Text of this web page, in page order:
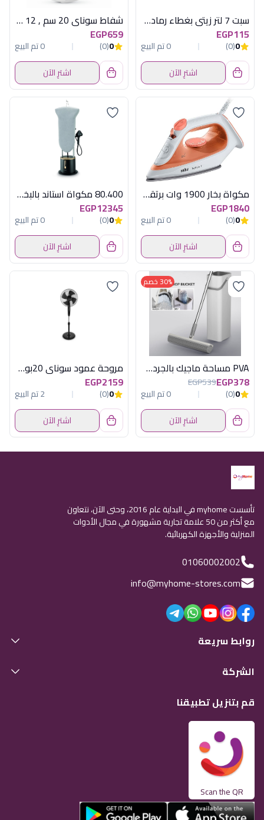
سبت 7 لتر زيتى بغطاء رمادى هيريفين
EGP115
0
(0)
0 تم البيع
اشترِ الآن
شفاط سوناي 20 سم , 12 وات MAR-80GL
EGP659
0
(0)
0 تم البيع
اشترِ الآن
مكواة بخار 1900 وات برتقالى براون
EGP1840
0
(0)
0 تم البيع
اشترِ الآن
80.400 مكواة استاند بالبخار2200وات كينود
EGP12345
0
(0)
0 تم البيع
اشترِ الآن
30% خصم
PVA مساحة ماجيك بالجردل هابى هوم
EGP378
EGP539
0
(0)
0 تم البيع
اشترِ الآن
مروحة عمود سوناي 20بوصة, 80 وات بالريموت , 3 مستويات للسرعة MAR-2040
EGP2159
0
(0)
2 تم البيع
اشترِ الآن
تأسست myhome في البداية عام 2016، وحتى الآن، نتعاون
مع أكثر من 50 علامة تجارية مشهورة في مجال الأدوات
المنزلية والأجهزة الكهربائية.
01060002002
info@myhome-stores.com
روابط سريعة
الشركة
قم بتنزيل تطبيقنا
Scan the QR